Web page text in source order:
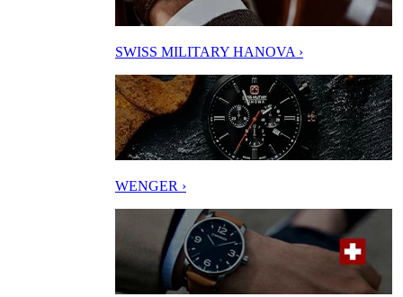
SWISS MILITARY HANOVA ›
WENGER ›